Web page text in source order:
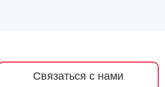
Связаться с нами